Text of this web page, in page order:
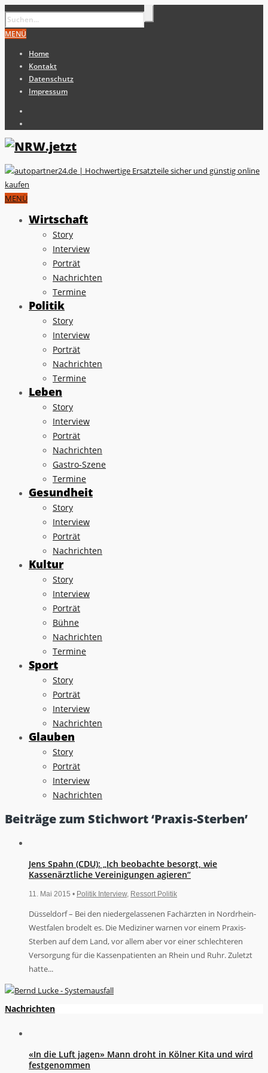
MENÜ
Home
Kontakt
Datenschutz
Impressum
MENÜ
Wirtschaft
Story
Interview
Porträt
Nachrichten
Termine
Politik
Story
Interview
Porträt
Nachrichten
Termine
Leben
Story
Interview
Porträt
Nachrichten
Gastro-Szene
Termine
Gesundheit
Story
Interview
Porträt
Nachrichten
Kultur
Story
Interview
Porträt
Bühne
Nachrichten
Termine
Sport
Story
Porträt
Interview
Nachrichten
Glauben
Story
Porträt
Interview
Nachrichten
Beiträge zum Stichwort ‘Praxis-Sterben’
Jens Spahn (CDU): „Ich beobachte besorgt, wie
Kassenärztliche Vereinigungen agieren“
11. Mai 2015 • Politik Interview, Ressort Politik
Düsseldorf – Bei den niedergelassenen Fachärzten in Nordrhein-
Westfalen brodelt es. Die Mediziner warnen vor einem Praxis-
Sterben auf dem Land, vor allem aber vor einer schlechteren
Versorgung für die Kassenpatienten an Rhein und Ruhr. Zuletzt
hatte...
Nachrichten
«In die Luft jagen» Mann droht in Kölner Kita und wird
festgenommen